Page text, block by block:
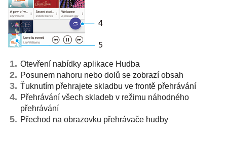
Otevření nabídky aplikace Hudba
Posunem nahoru nebo dolů se zobrazí obsah
Ťuknutím přehrajete skladbu ve frontě přehrávání
Přehrávání všech skladeb v režimu náhodného
přehrávání
Přechod na obrazovku přehrávače hudby